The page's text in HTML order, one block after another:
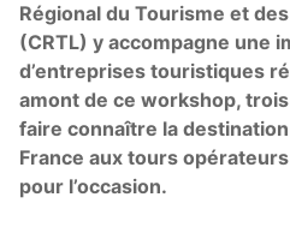
Régional du Tourisme et
(CRTL) y accompagne une
d’entreprises touristiques
amont de ce workshop,
faire connaître la
France aux tours
pour l’occasion.